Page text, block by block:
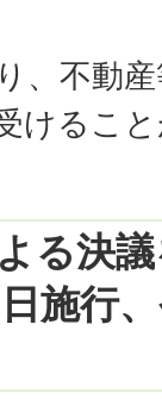
、不動
けるこ
る決
施行